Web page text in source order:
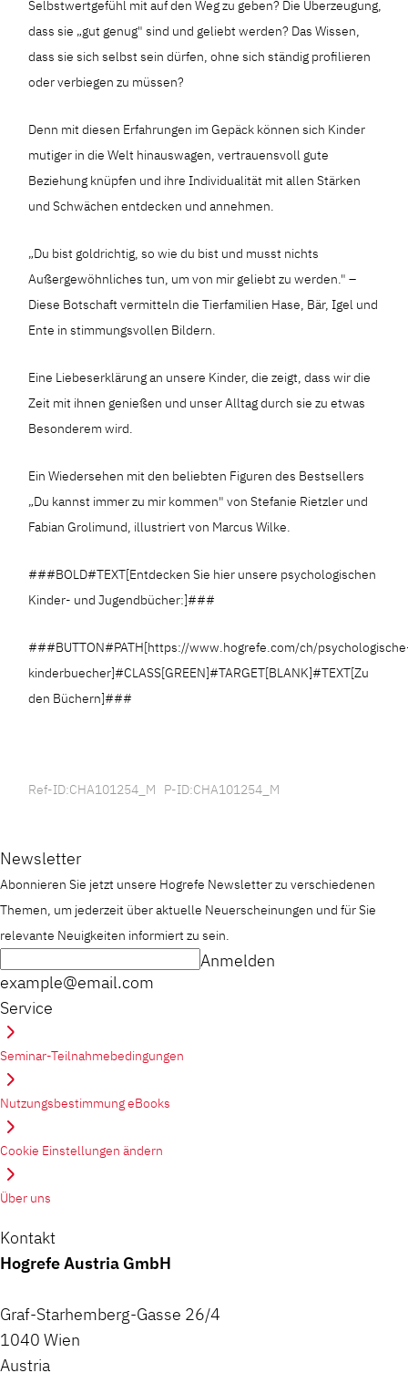
Selbstwertgefühl mit auf den Weg zu geben? Die Überzeugung,
dass sie „gut genug" sind und geliebt werden? Das Wissen,
dass sie sich selbst sein dürfen, ohne sich ständig profilieren
oder verbiegen zu müssen?
Denn mit diesen Erfahrungen im Gepäck können sich Kinder
mutiger in die Welt hinauswagen, vertrauensvoll gute
Beziehung knüpfen und ihre Individualität mit allen Stärken
und Schwächen entdecken und annehmen.
„Du bist goldrichtig, so wie du bist und musst nichts
Außergewöhnliches tun, um von mir geliebt zu werden." –
Diese Botschaft vermitteln die Tierfamilien Hase, Bär, Igel und
Ente in stimmungsvollen Bildern.
Eine Liebeserklärung an unsere Kinder, die zeigt, dass wir die
Zeit mit ihnen genießen und unser Alltag durch sie zu etwas
Besonderem wird.
Ein Wiedersehen mit den beliebten Figuren des Bestsellers
„Du kannst immer zu mir kommen" von Stefanie Rietzler und
Fabian Grolimund, illustriert von Marcus Wilke.
###BOLD#TEXT[Entdecken Sie hier unsere psychologischen
Kinder- und Jugendbücher:]###
###BUTTON#PATH[https://www.hogrefe.com/ch/
kinderbuecher]#CLASS[GREEN]#TARGET[BLANK]#TEXT[Zu
den Büchern]###
Ref-ID:CHA101254_M P-ID:CHA101254_M
Newsletter
Abonnieren Sie jetzt unsere Hogrefe Newsletter zu verschiedenen
Themen, um jederzeit über aktuelle Neuerscheinungen und für Sie
relevante Neuigkeiten informiert zu sein.
example@email.com
Anmelden
Service
Seminar-Teilnahmebedingungen
Nutzungsbestimmung eBooks
Cookie Einstellungen ändern
Über uns
Kontakt
Hogrefe Austria GmbH
Graf-Starhemberg-Gasse 26/4
1040 Wien
Austria